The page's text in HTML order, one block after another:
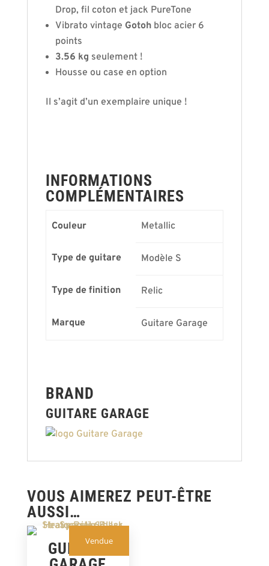
Drop, fil coton et jack PureTone
Vibrato vintage Gotoh bloc acier 6
points
3.56 kg seulement !
Housse ou case en option
Il s’agit d’un exemplaire unique !
INFORMATIONS
COMPLÉMENTAIRES
Couleur Metallic
Type de guitare Modèle S
Type de finition Relic
Marque Guitare Garage
BRAND
GUITARE GARAGE
VOUS AIMEREZ PEUT-ÊTRE
AUSSI…
Vendue
GUITARE